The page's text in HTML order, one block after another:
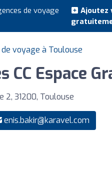
de voyage
Ajoutez
voyage à Toulouse
CC Espace
2, 31200, Toulouse
enis.bakir@karavel.com